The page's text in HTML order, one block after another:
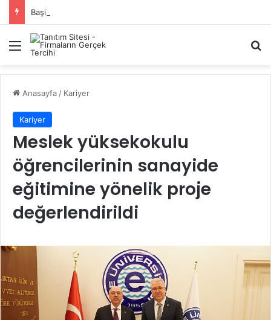
Başiskele Acil Çilingir Hizmeti İçin Doğru Adres Neresi?
Menü
Anasayfa / Kariyer
Kariyer
Meslek yüksekokulu
öğrencilerinin sanayide
eğitimine yönelik proje
değerlendirildi